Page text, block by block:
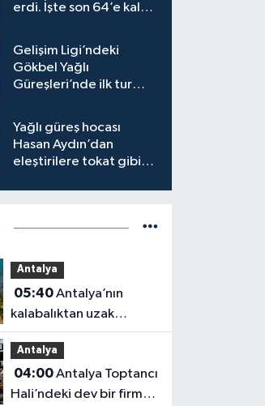
erdi. İşte son 64’e kalan
Gelişim Ligi’ndeki
Gökbel Yağlı
Güreşleri’nde ilk tur
Yağlı güreş hocası
Hasan Aydın’dan
eleştirilere tokat gibi
Antalya
05:40Antalya’nın
kalabalıktan uzak
cennet plajları!
Antalya
04:00Antalya Toptancı
Hali’ndeki dev bir firma